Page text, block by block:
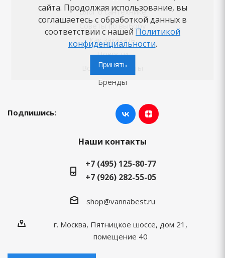
Блог о сантехнике
Советы по выбору
Как заказать
Новости
Вопросы-ответы
Бренды
Подпишись:
Наши контакты
+7 (495) 125-80-77
+7 (926) 282-55-05
shop@vannabest.ru
г. Москва, Пятницкое шоссе, дом 21,
помещение 40
сайта. Продолжая использование, вы
соглашаетесь с обработкой данных в
соответствии с нашей Политикой
конфиденциальности.
Принять